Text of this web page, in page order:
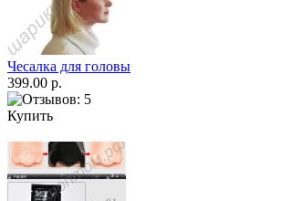
Чесалка для головы
399.00 р.
Купить